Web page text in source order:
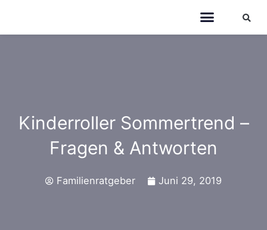
Kinderroller Sommertrend –
Fragen & Antworten
Familienratgeber Juni 29, 2019